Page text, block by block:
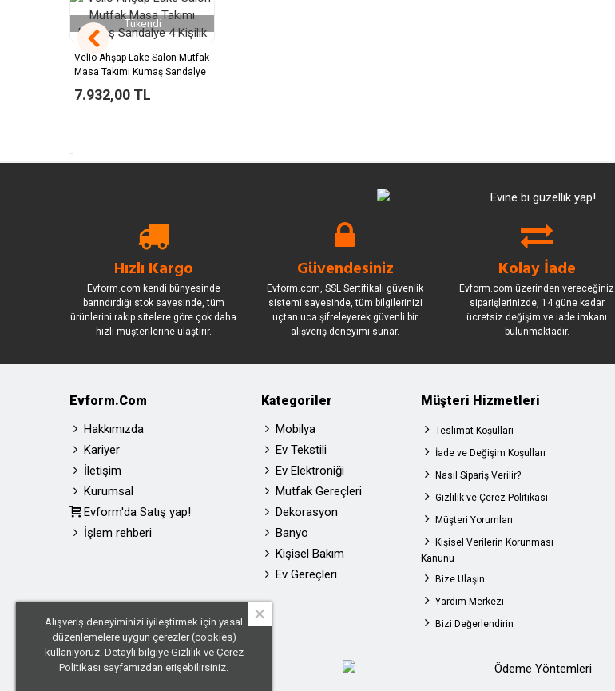
Tükendi
Vello Ahşap Lake Salon Mutfak
Masa Takımı Kumaş Sandalye
7.932,00 TL
-
Hızlı Kargo
Evform.com kendi bünyesinde
barındırdığı stok sayesinde, tüm
ürünlerini rakip sitelere göre çok daha
hızlı müşterilerine ulaştırır.
Güvendesiniz
Evform.com, SSL Sertifikalı güvenlik
sistemi sayesinde, tüm bilgilerinizi
uçtan uca şifreleyerek güvenli bir
alışveriş deneyimi sunar.
Kolay İade
Evform.com üzerinden vereceğiniz
siparişlerinizde, 14 güne kadar
ücretsiz değişim ve iade imkanı
bulunmaktadır.
Evform.com
Hakkımızda
Kariyer
İletişim
Kurumsal
Evform'da Satış yap!
İşlem rehberi
Kategoriler
Mobilya
Ev Tekstili
Ev Elektroniği
Mutfak Gereçleri
Dekorasyon
Banyo
Kişisel Bakım
Ev Gereçleri
Müşteri Hizmetleri
Teslimat Koşulları
İade ve Değişim Koşulları
Nasıl Sipariş Verilir?
Gizlilik ve Çerez Politikası
Müşteri Yorumları
Kişisel Verilerin Korunması
Kanunu
Bize Ulaşın
Yardım Merkezi
Bizi Değerlendirin
Alışveriş deneyiminizi iyileştirmek için yasal
düzenlemelere uygun çerezler (cookies)
kullanıyoruz. Detaylı bilgiye Gizlilik ve Çerez
Politikası sayfamızdan erişebilirsiniz.
×